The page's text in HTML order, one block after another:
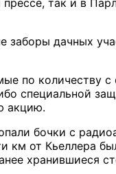
так и в
дачных
по количеству
специальной
акцию.
бочки с
км от Кьеллера
хранившиеся